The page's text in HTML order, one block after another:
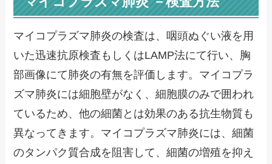
マイコプラズマ肺炎の検査は、咽頭ぬぐい液を用
いた迅速抗原検査もしくはLAMP法にて行い、胸
部画像にて肺炎の有無を評価します。マイコプラ
ズマ肺炎には細胞壁がなく、細胞膜のみで囲われ
ているため、他の細菌とは効果のある抗生物質も
異なってきます。マイコプラズマ肺炎には、細菌
のタンパク質合成を阻害して、細菌の増殖を抑え